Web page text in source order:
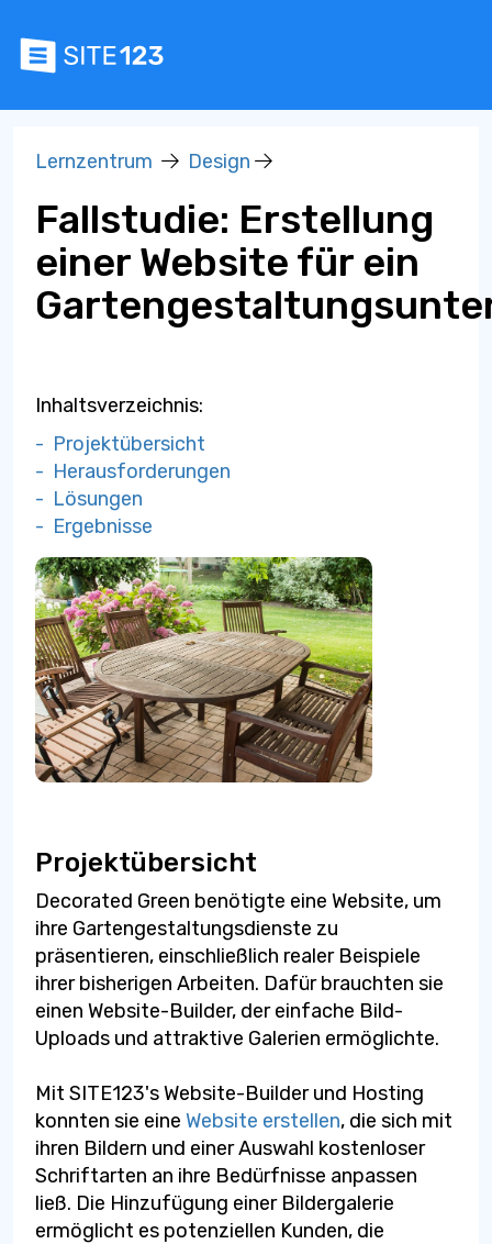
Lernzentrum Design
Fallstudie: Erstellung
einer Website für ein
Inhaltsverzeichnis:
- Projektübersicht
- Herausforderungen
- Lösungen
- Ergebnisse
Projektübersicht
Decorated Green benötigte eine Website, um
ihre Gartengestaltungsdienste zu
präsentieren, einschließlich realer Beispiele
ihrer bisherigen Arbeiten. Dafür brauchten sie
einen Website-Builder, der einfache Bild-
Uploads und attraktive Galerien ermöglichte.
Mit SITE123's Website-Builder und Hosting
konnten sie eine Website erstellen, die sich mit
ihren Bildern und einer Auswahl kostenloser
Schriftarten an ihre Bedürfnisse anpassen
ließ. Die Hinzufügung einer Bildergalerie
ermöglicht es potenziellen Kunden, die